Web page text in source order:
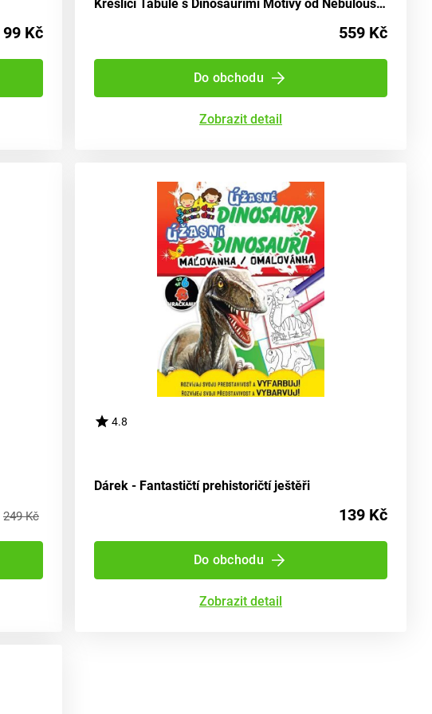
99 Kč
Kreslící Tabule s Dinosauřími Motivy od Nebulous Stars
559 Kč
Do obchodu
Zobrazit detail
249 Kč
4.8
Dárek - Fantastičtí prehistoričtí ještěři
139 Kč
Do obchodu
Zobrazit detail